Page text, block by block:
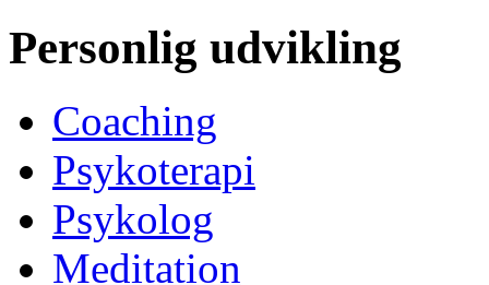
Personlig udvikling
Coaching
Psykoterapi
Psykolog
Meditation